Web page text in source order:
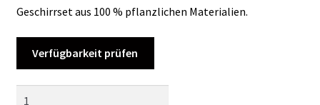
Vertrag widerrufen
Warenkorb
Geschirrset aus 100 % pflanzlichen Materialien.
Verfügbarkeit prüfen